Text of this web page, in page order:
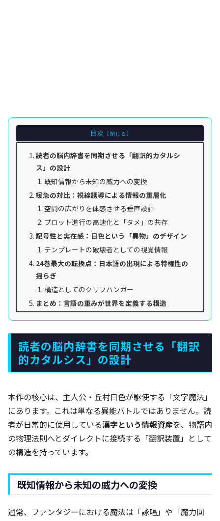
目次
読者の脳内辞書を同期させる「翻訳的カタルシ
ス」の設計
既知情報から未知の威力への変換
緩急の対比：視線誘導による情報の重層化
空間の広がりを体感させる垂直設計
プロット進行の高速化と「タメ」の共存
記号性と実在感：日色という「異物」のデザイン
テンプレートの破壊者としての視覚情報
24巻最大の転換点：日本語の出現による特権性の
揺らぎ
構造としてのクリフハンガー
まとめ：言語の重みが世界を定義する構造
読者の脳内辞書を同期させる「翻訳
的カタルシス」の設計
本作の核心は、主人公・丘村日色が駆使する「文字魔法」
にあります。これは単なる異能バトルではありません。読
者が日常的に使用している漢字という情報資産を、物語内
の物理法則へとダイレクトに接続する「翻訳装置」として
の構造を持っています。
既知情報から未知の威力への変換
通常、ファンタジーにおける魔法は「詠唱」や「魔力回